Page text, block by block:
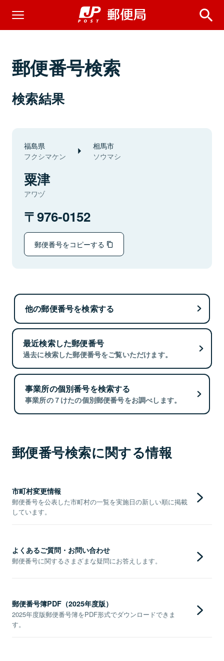
郵便番号検索
検索結果
福島県
フクシマケン
相馬市
ソウマシ
粟津
アワヅ
976-0152
郵便番号をコピーする
他の郵便番号を検索する
最近検索した郵便番号
過去に検索した郵便番号をご覧いただけます。
事業所の個別番号を検索する
事業所の７けたの個別郵便番号をお調べします。
郵便番号検索に関する情報
市町村変更情報
郵便番号を公表した市町村の一覧を実施日の新しい順に掲載
しています。
よくあるご質問・お問い合わせ
郵便番号に関するさまざまな疑問にお答えします。
郵便番号簿PDF（2025年度版）
2025年度版郵便番号簿をPDF形式でダウンロードできま
す。